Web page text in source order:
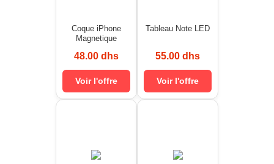
Coque iPhone
Magnetique
48.00 dhs
Voir l'offre
Tableau Note LED
55.00 dhs
Voir l'offre